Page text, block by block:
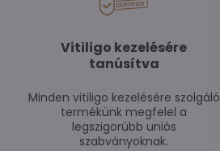
Vitiligo kezelésére
tanúsítva
Minden vitiligo kezelésére szolgáló
termékünk megfelel a
legszigorúbb uniós
szabványoknak.